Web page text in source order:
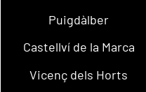
Puigdàlber
Castellví de la Marca
Vicenç dels Horts